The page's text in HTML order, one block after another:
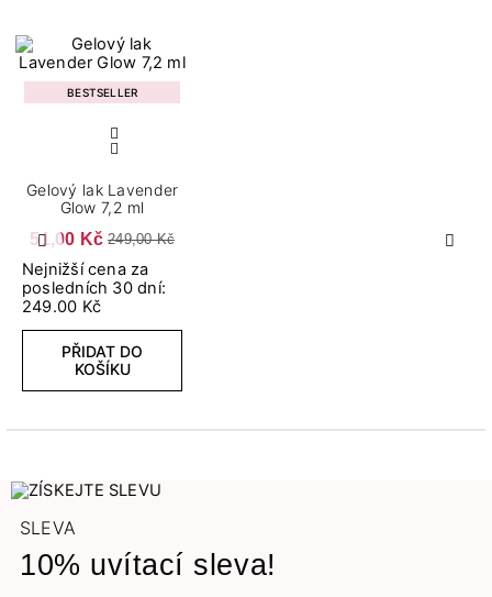
Předchozí Další
BESTSELLER
Gelový lak Lavender
Glow 7,2 ml
51,00 Kč 249,00 Kč
Nejnižší cena za
posledních 30 dní:
249.00 Kč
PŘIDAT DO
KOŠÍKU
SLEVA
10% uvítací sleva!